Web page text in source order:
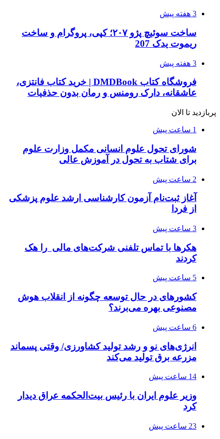
3 هفته پیش
ساخت سوئیچ پژو ۲۰۷؛ کپی، پروگرام و ساخت
ریموت یدک 207
3 هفته پیش
فروشگاه کتاب DMDBook | خرید کتاب فانتزی،
عاشقانه، دارک رومنس و رمان بدون حذفیات
پربازدید تا الان
1 ساعت پیش
شورای تحول علوم انسانی مکمل وزارت علوم
برای شتاب به تحول در آموزش عالی
2 ساعت پیش
آغاز ثبت‌نام‌ آزمون کارشناسی ارشد علوم پزشکی
از فردا
3 ساعت پیش
هکرها با تماس تلفنی شرکت‌های مالی را هک
کردند
5 ساعت پیش
کشورهای در حال توسعه چگونه از انقلاب هوش
مصنوعی بهره می‌برند؟
6 ساعت پیش
انرژی‌های نو و رشد تولید کشاورزی/ وقتی پسماند
مزرعه‌ برق تولید می‌کند
14 ساعت پیش
وزیر علوم ایران با رئیس بیت‌الحکمه عراق دیدار
کرد
23 ساعت پیش